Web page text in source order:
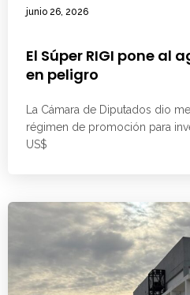
junio 26, 2026
El Súper RIGI pone al
en peligro
La Cámara de Diputados dio
régimen de promoción para
US$